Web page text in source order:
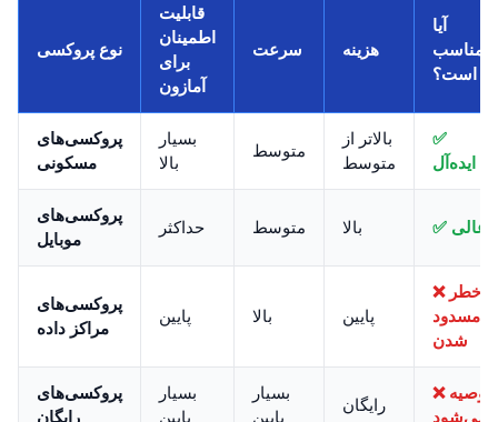
نوع پروکسی
قابلیت
اطمینان
برای
آمازون
سرعت هزینه
آیا
مناسب
است؟
پروکسی‌های
مسکونی
بسیار
بالا
متوسط
بالاتر از
متوسط
✅
ایده‌آل
پروکسی‌های
موبایل
حداکثر متوسط بالا ✅ عالی
پروکسی‌های
مراکز داده
پایین بالا پایین
❌ خطر
مسدود
شدن
پروکسی‌های
رایگان
بسیار
پایین
بسیار
پایین
رایگان
❌ توصیه
نمی‌شود